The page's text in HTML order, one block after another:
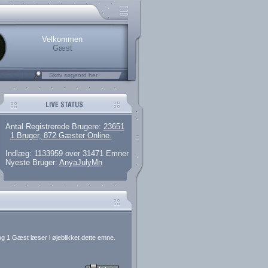
brugere
artikler og 135 guides
her.
Velkommen
Gæst
Antal Registrerede Brugere: 23651
1 Bruger, 872 Gæster Online.
Indlæg: 1133959 over 31471 Emner
Nyeste Bruger: AnyaJulyMn
1 Gæst læser i øjeblikket dette emne.